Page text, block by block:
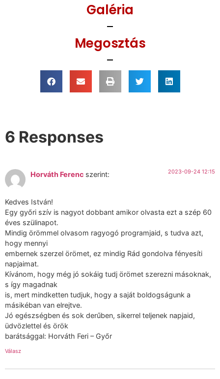
Galéria
Megosztás
6 Responses
Horváth Ferenc szerint: 2023-09-24 12:15
Kedves István!
Egy győri szív is nagyot dobbant amikor olvasta ezt a szép 60
éves szülinapot.
Mindig örömmel olvasom ragyogó programjaid, s tudva azt,
hogy mennyi
embernek szerzel örömet, ez mindig Rád gondolva fényesíti
napjaimat.
Kívánom, hogy még jó sokáig tudj örömet szerezni másoknak,
s így magadnak
is, mert mindketten tudjuk, hogy a saját boldogságunk a
másikéban van elrejtve.
Jó egészségben és sok derűben, sikerrel teljenek napjaid,
üdvözlettel és örök
barátsággal: Horváth Feri – Győr
Válasz